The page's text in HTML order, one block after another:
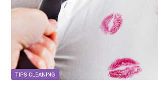
TIPS CLEANING